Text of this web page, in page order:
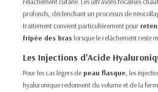
profonds, déclenchant un processus de
traitement convient particulièrement pour
fripée des bras lorsque le relâchement reste
Les Injections d'Acide
Pour les cas légers de peau flasque, les
hyaluronique redonnent du volume et de la